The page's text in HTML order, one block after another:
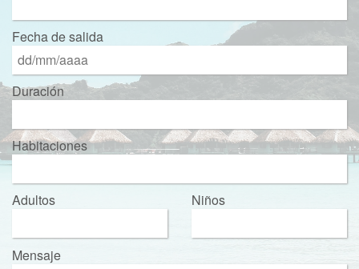
Fecha de salida
Duración
Habitaciones
Adultos Niños
Mensaje